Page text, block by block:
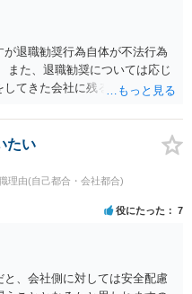
効ですが？ 回答 有効ではない
主退職」してほしいと考えて
社があなたにお金を払う」の
額な解決金での退職となるで
かけるのは弱みを見せること
分は絶対に辞めない！」とい
職勧奨による自主退職）を持
交渉ごとに共通するセオリー
の立場が弱くなり、相手から持
るのです。 補足 私のお勧め
ンとか合同労組と呼ばれる労
す。本当は復職時に加入して
りません。労働組合に入って
銭解決を目指すというのが良
退職勧奨行為自体が不法行為
また、退職勧奨については応じ
てきた会社に残るということ
お金を払ってもらって会社を
思われますので、そうした対応
の場合、ご自身で会社と対応し
護士への依頼を前提とするこ
たい
理由(自己都合・会社都合)
役にたった 7
、会社側に対しては安全配慮